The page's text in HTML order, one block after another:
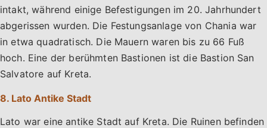
intakt, während einige Befestigungen im 20. Jahrhundert
abgerissen wurden. Die Festungsanlage von Chania war
in etwa quadratisch. Die Mauern waren bis zu 66 Fuß
hoch. Eine der berühmten Bastionen ist die Bastion San
Salvatore auf Kreta.
8. Lato Antike Stadt
Lato war eine antike Stadt auf Kreta. Die Ruinen befinden